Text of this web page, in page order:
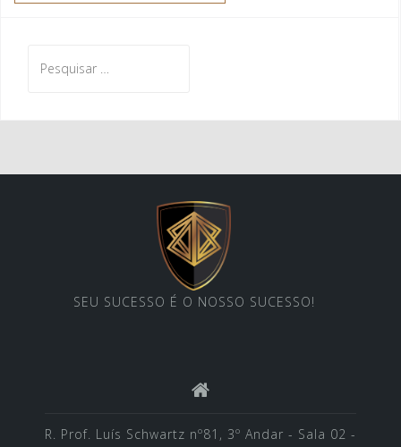
por:
SEU SUCESSO É O NOSSO SUCESSO!
R. Prof. Luís Schwartz nº81, 3º Andar - Sala 02 -